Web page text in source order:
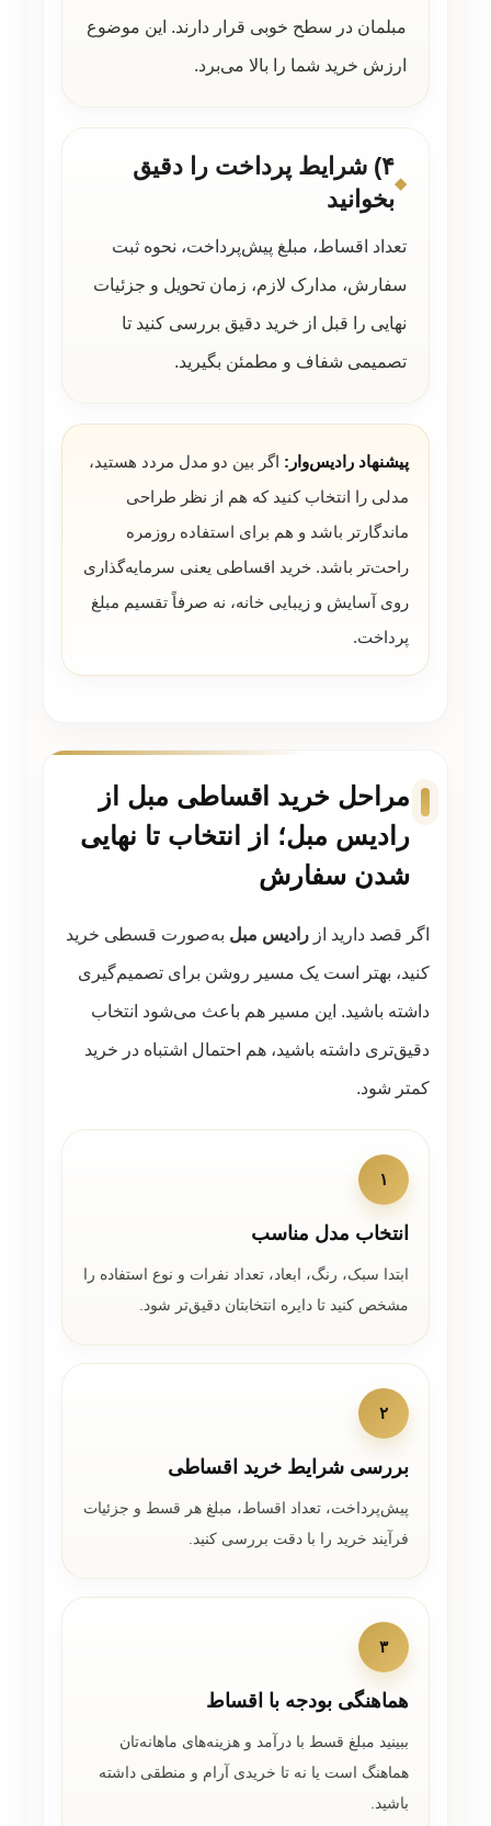
مبلمان در سطح خوبی قرار دارند. این موضوع
ارزش خرید شما را بالا می‌برد.
۴) شرایط پرداخت را دقیق
بخوانید
تعداد اقساط، مبلغ پیش‌پرداخت، نحوه ثبت
سفارش، مدارک لازم، زمان تحویل و جزئیات
نهایی را قبل از خرید دقیق بررسی کنید تا
تصمیمی شفاف و مطمئن بگیرید.
پیشنهاد رادیس‌وار: اگر بین دو مدل مردد هستید،
مدلی را انتخاب کنید که هم از نظر طراحی
ماندگارتر باشد و هم برای استفاده روزمره
راحت‌تر باشد. خرید اقساطی یعنی سرمایه‌گذاری
روی آسایش و زیبایی خانه، نه صرفاً تقسیم مبلغ
پرداخت.
مراحل خرید اقساطی مبل از
رادیس مبل؛ از انتخاب تا نهایی
شدن سفارش
اگر قصد دارید از رادیس مبل به‌صورت قسطی خرید
کنید، بهتر است یک مسیر روشن برای تصمیم‌گیری
داشته باشید. این مسیر هم باعث می‌شود انتخاب
دقیق‌تری داشته باشید، هم احتمال اشتباه در خرید
کمتر شود.
۱
انتخاب مدل مناسب
ابتدا سبک، رنگ، ابعاد، تعداد نفرات و نوع استفاده را
مشخص کنید تا دایره انتخابتان دقیق‌تر شود.
۲
بررسی شرایط خرید اقساطی
پیش‌پرداخت، تعداد اقساط، مبلغ هر قسط و جزئیات
فرآیند خرید را با دقت بررسی کنید.
۳
هماهنگی بودجه با اقساط
ببینید مبلغ قسط با درآمد و هزینه‌های ماهانه‌تان
هماهنگ است یا نه تا خریدی آرام و منطقی داشته
باشید.